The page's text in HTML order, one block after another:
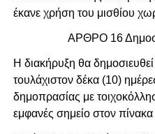
έκανε χρήση του μισθίου
ΑΡΘΡΟ 16
Η διακήρυξη θα
τουλάχιστον δέκα (10)
δημοπρασίας με
εμφανές σημείο στον